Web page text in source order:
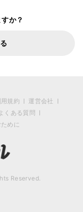
か？
規約
運営会社
くある質問
めに
Reserved.